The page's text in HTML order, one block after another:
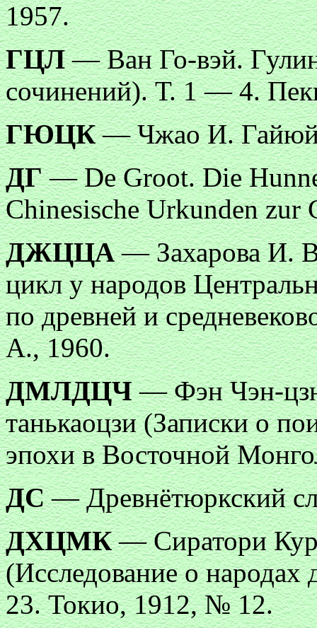
1957.
ГЦЛ— Ван Го-вэй.
сочинений). Т. 1 — 4.
ГЮЦК— Чжао И. Гайюй
ДГ— De Groot. Die
Chinesische Urkunden zur
ДЖЦЦА— Захарова И.
цикл у народов
по древней и
А., 1960.
ДМЛДЦЧ— Фэн Чэн-
танькаоцзи (Записки о
эпохи в Восточной
ДС— Древнётюркский
ДХЦМК— Сиратори
(Исследование о
23. Токио, 1912, № 12.